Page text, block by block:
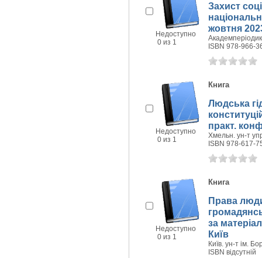
Недоступно
0 из 1
Захист
жовтня
ISBN 978-966-
Недоступно
0 из 1
Книга
Людська
практ.
Хмельн. ун-т
ISBN 978-617-
Недоступно
0 из 1
Книга
Права
за
Київ
Київ. ун-т ім.
ISBN відсутній